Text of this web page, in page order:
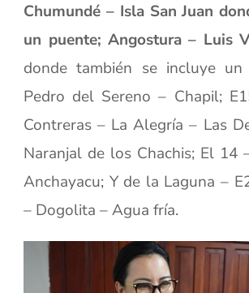
Chumundé – Isla San Juan
un puente; Angostura – Luis
donde también se incluye un
Pedro del Sereno – Chapil;
Contreras – La Alegría – Las
Naranjal de los Chachis; El 14
Anchayacu; Y de la Laguna –
– Dogolita – Agua fría.